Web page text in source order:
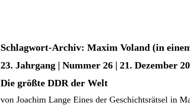
Schlagwort-Archiv: Maxim Voland (in
23. Jahrgang | Nummer 26 | 21. Dezember
Die größte DDR der Welt
von Joachim Lange Eines der Geschichtsrätsel in